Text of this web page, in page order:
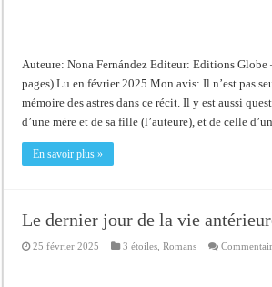
Auteure: Nona Fernández Editeur: Editions Globe
pages) Lu en février 2025 Mon avis: Il n’est pas
mémoire des astres dans ce récit. Il y est aussi
d’une mère et de sa fille (l’auteure), et de celle
En savoir plus »
Le dernier jour de la vie
25 février 2025 3 étoiles ,Romans